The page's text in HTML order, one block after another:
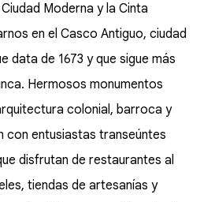
Moderna y la Cinta
en el Casco Antiguo, ciudad
data de 1673 y que sigue más
Hermosos monumentos
colonial, barroca y
con entusiastas transeúntes
disfrutan de restaurantes al
tiendas de artesanías y